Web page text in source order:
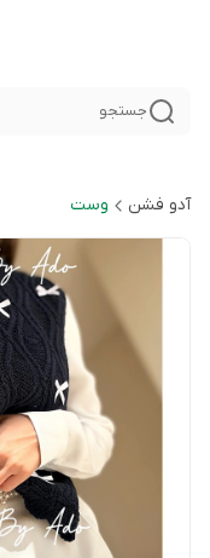
جستجو
آدو فشن وست